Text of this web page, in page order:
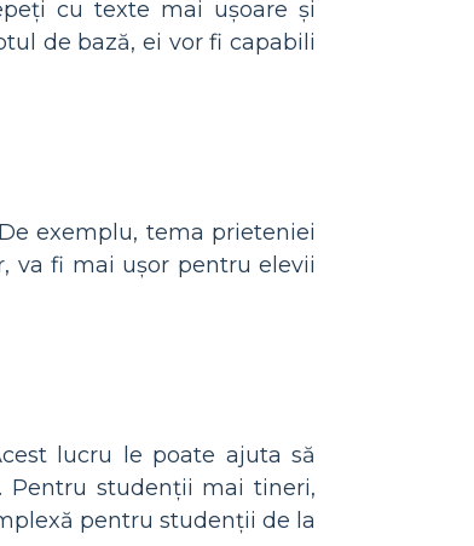
cu texte mai ușoare și
de bază, ei vor fi capabili
exemplu, tema prieteniei
va fi mai ușor pentru elevii
lucru le poate ajuta să
Pentru studenții mai tineri,
pentru studenții de la